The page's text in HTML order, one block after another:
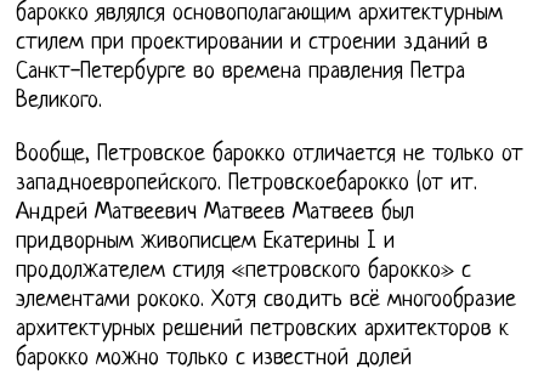
барокко являлся основополагающим архитектурным
стилем при проектировании и строении зданий в
Санкт-Петербурге во времена правления Петра
Великого.
Вообще, Петровское барокко отличается не только от
западноевропейского. Петровскоебарокко (от ит.
Андрей Матвеевич Матвеев Матвеев был
придворным живописцем Екатерины I и
продолжателем стиля «петровского барокко» с
элементами рококо. Хотя сводить всё многообразие
архитектурных решений петровских архитекторов к
барокко можно только с известной долей